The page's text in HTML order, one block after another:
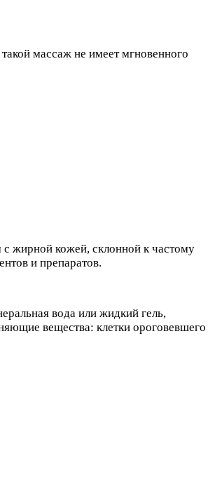
массаж не имеет мгновенного
жирной кожей, склонной к частому
и препаратов.
вода или жидкий гель,
вещества: клетки ороговевшего